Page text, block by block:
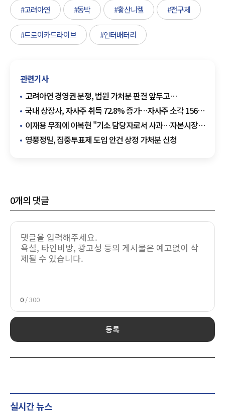
#고려아연 #동박 #황산니켈 #전구체
#트로이카드라이브 #인터배터리
관련기사
고려아연 경영권 분쟁, 법원 가처분 판결 앞두고
'집중투표제' 파장
국내 상장사, 자사주 취득 72.8% 증가…자사주 소각 156%
급증
이재용 무죄에 이복현 "기소 담당자로서 사과…자본시장법
개정 자명"
영풍정밀, 집중투표제 도입 안건 상정 가처분 신청
0개의 댓글
0 / 300
등록
실시간 뉴스